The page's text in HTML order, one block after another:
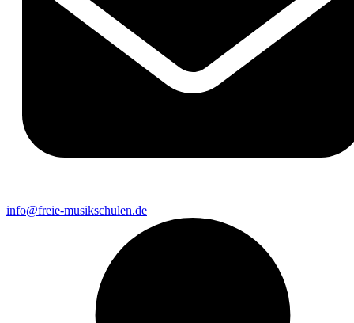
info@freie-musikschulen.de